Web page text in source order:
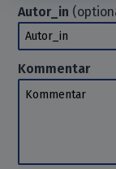
Autor_in
Autor_in
Kommentar
Kommentar